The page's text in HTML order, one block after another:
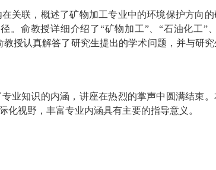
关联，概述了矿物加工专业中的环境保护方向
。俞教授详细介绍了“矿物加工”、“石油化工”
授认真解答了研究生提出的学术问题，并与研
业知识的内涵，讲座在热烈的掌声中圆满结束
视野，丰富专业内涵具有主要的指导意义。